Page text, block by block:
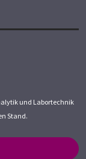
und Labortechnik
Stand.